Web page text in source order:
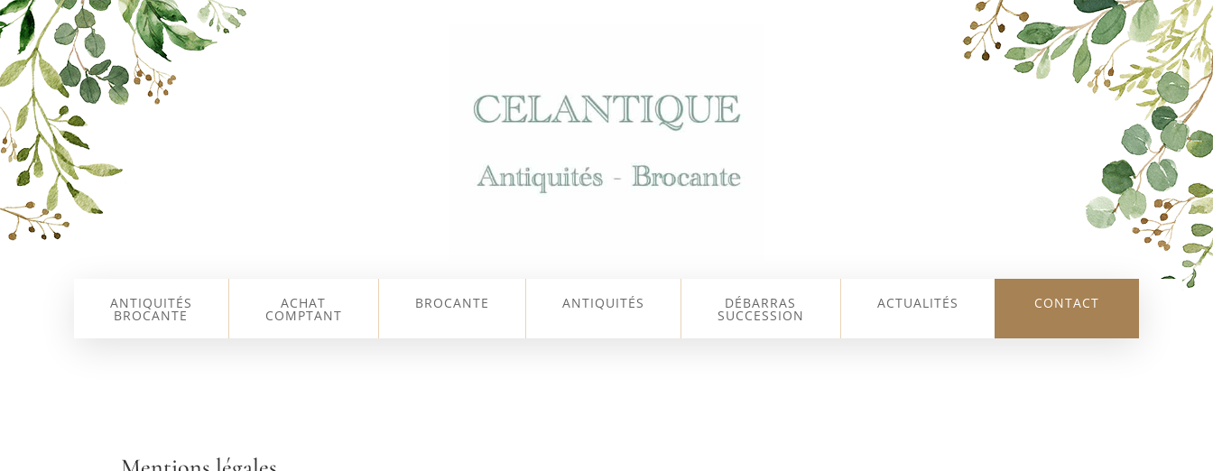
ANTIQUITÉS
BROCANTE
ACHAT
COMPTANT
BROCANTE ANTIQUITÉS DÉBARRAS
SUCCESSION
ACTUALITÉS CONTACT